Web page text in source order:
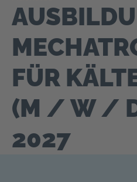
FÜR
(M / W /
2027